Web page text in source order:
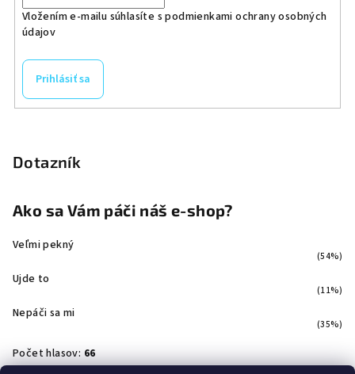
Vložením e-mailu súhlasíte spodmienkami ochrany osobných
údajov
Prihlásiť sa
Dotazník
Ako sa Vám páči náš e-shop?
Veľmi pekný
(54%)
Ujde to
(11%)
Nepáči sa mi
(35%)
Počet hlasov: 66